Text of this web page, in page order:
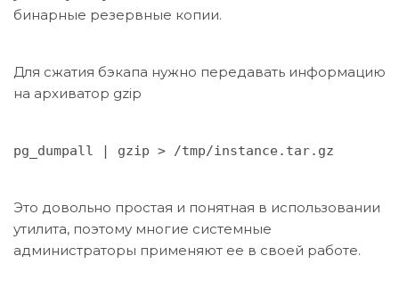
бинарные резервные копии.
Для сжатия бэкапа нужно передавать информацию
на архиватор gzip
pg_dumpall | gzip > /tmp/instance.tar.gz
Это довольно простая и понятная в использовании
утилита, поэтому многие системные
администраторы применяют ее в своей работе.